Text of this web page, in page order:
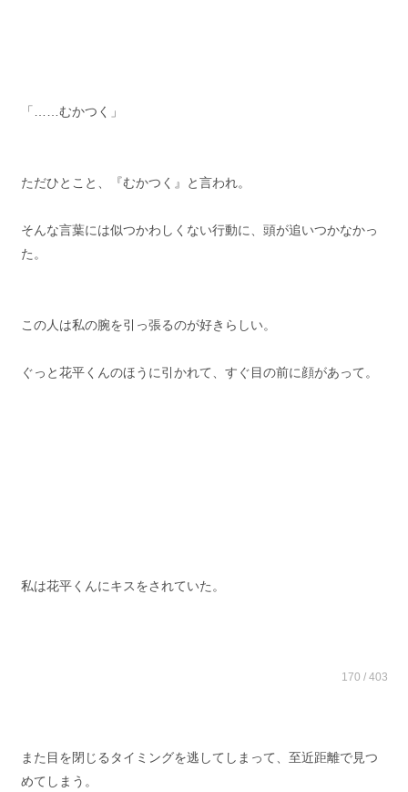
「……むかつく」
ただひとこと、『むかつく』と言われ。
そんな言葉には似つかわしくない行動に、頭が追いつかなかっ
た。
この人は私の腕を引っ張るのが好きらしい。
ぐっと花平くんのほうに引かれて、すぐ目の前に顔があって。
私は花平くんにキスをされていた。
170 / 403
また目を閉じるタイミングを逃してしまって、至近距離で見つ
めてしまう。